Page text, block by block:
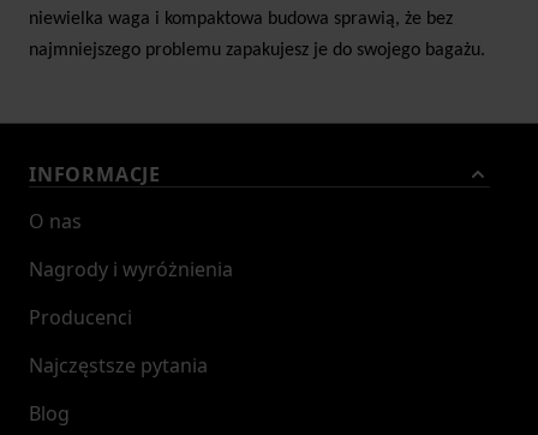
niewielka waga i kompaktowa budowa sprawią, że bez
najmniejszego problemu zapakujesz je do swojego bagażu.
INFORMACJE
O nas
Nagrody i wyróżnienia
Producenci
Najczęstsze pytania
Blog